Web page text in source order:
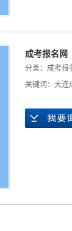
成考报名网
分类： 成考报
关键词： 大连